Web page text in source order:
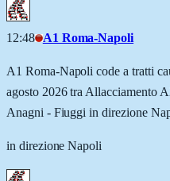
12:48 A1 Roma-Napoli
A1 Roma-Napoli code a tratti
agosto 2026 tra Allacciamento
Anagni - Fiuggi in direzione
in direzione Napoli